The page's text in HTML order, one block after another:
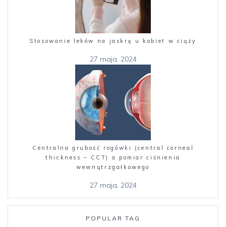
Stosowanie leków na jaskrę u kobiet w ciąży
27 maja, 2024
Centralna grubość rogówki (central corneal
thickness – CCT) a pomiar ciśnienia
wewnątrzgałkowego
27 maja, 2024
POPULAR TAG